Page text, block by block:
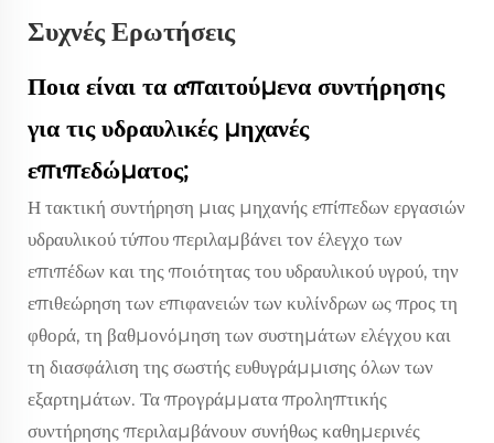
Συχνές Ερωτήσεις
Ποια είναι τα απαιτούμενα συντήρησης
για τις υδραυλικές μηχανές
επιπεδώματος;
Η τακτική συντήρηση μιας μηχανής επίπεδων εργασιών
υδραυλικού τύπου περιλαμβάνει τον έλεγχο των
επιπέδων και της ποιότητας του υδραυλικού υγρού, την
επιθεώρηση των επιφανειών των κυλίνδρων ως προς τη
φθορά, τη βαθμονόμηση των συστημάτων ελέγχου και
τη διασφάλιση της σωστής ευθυγράμμισης όλων των
εξαρτημάτων. Τα προγράμματα προληπτικής
συντήρησης περιλαμβάνουν συνήθως καθημερινές